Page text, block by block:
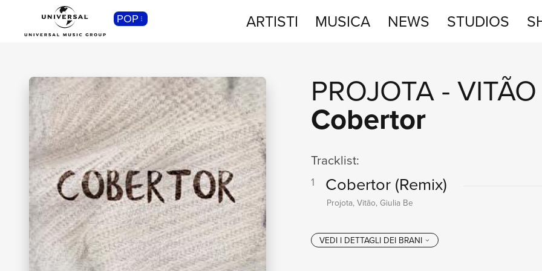
POP ARTISTI MUSICA NEWS STUDIOS
PROJOTA-VITÃO
Cobertor
Tracklist:
1 Cobertor(Remix)
Projota, Vitão, Giulia Be
CLASSICA
SHOP